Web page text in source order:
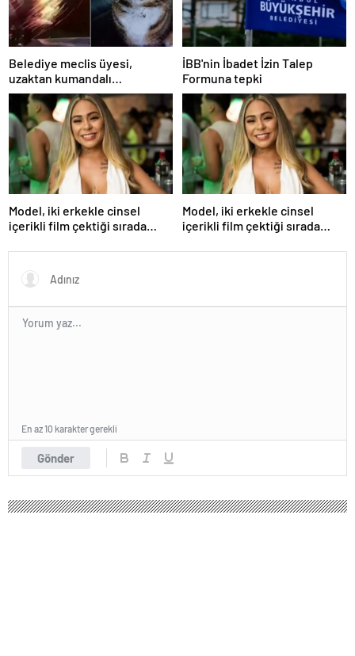
Belediye meclis üyesi,
uzaktan kumandalı
patlayıcıyla kediyi havaya
uçurmaya çalıştı
İBB'nin İbadet İzin Talep
Formuna tepki
Model, iki erkekle cinsel
içerikli film çektiği sırada
kaybetti
Model, iki erkekle cinsel
içerikli film çektiği sırada
kaybetti
Gönder
En az 10 karakter gerekli